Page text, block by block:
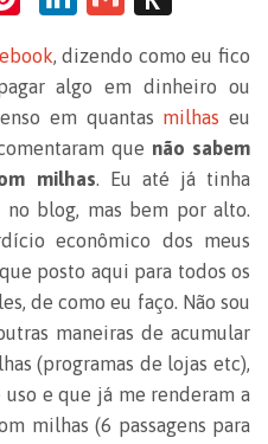
er
es
t
k
e
dI
n
ai
l
h
to
Ki
n
dl
e
, dizendo como eu fico
algo em dinheiro ou
em quantas milhas eu
que não sabem
milhas. Eu até já tinha
blog, mas bem por alto.
econômico dos meus
que posto aqui para todos os
de como eu faço. Não sou
maneiras de acumular
(programas de lojas etc),
e que já me renderam a
milhas (6 passagens para